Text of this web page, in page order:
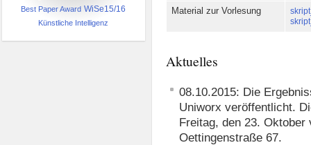
Best Paper Award WiSe15/16
Künstliche Intelligenz
Material zur Vorlesung
Aktuelles
08.10.2015: Die
Uniworx veröffentlicht.
Freitag, den 23. Oktober
Oettingenstraße 67.